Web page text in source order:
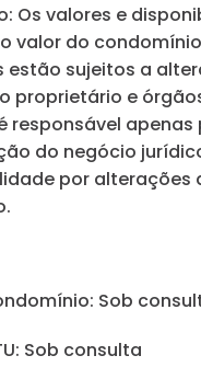
Os valores e
valor do condomínio
estão sujeitos a
proprietário e
responsável apenas
do negócio
por alterações
Sob
Sob consulta